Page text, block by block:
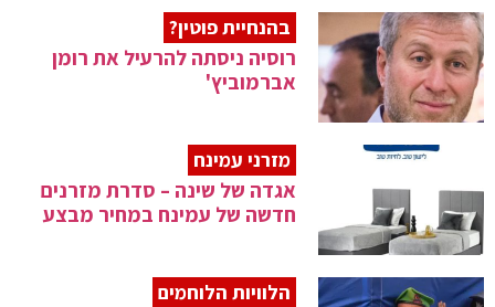
בהנחיית פוטין?
רוסיה ניסתה להרעיל את רומן
אברמוביץ'
מזרני עמינח
אגדה של שינה – סדרת מזרנים
חדשה של עמינח במחיר מבצע
הלוויות הלוחמים